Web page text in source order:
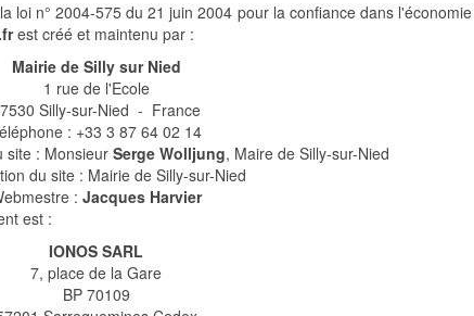
loi n° 2004-575 du 21 juin 2004 pour la confiance dans
est créé et maintenu par :
Mairie de Silly sur Nied
1 rue de l'Ecole
Silly-sur-Nied - France
: +33 3 87 64 02 14
site : Monsieur Serge Wolljung, Maire de Silly-sur-Nied
du site : Mairie de Silly-sur-Nied
: Jacques Harvier
est :
IONOS SARL
7, place de la Gare
BP 70109